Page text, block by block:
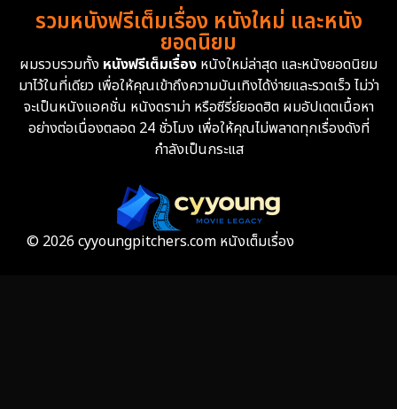
Family ครอบครัว 360
Fantasy จินตนาการ 327
Fiction 9
รวมหนังฟรีเต็มเรื่อง หนังใหม่ และหนัง
ยอดนิยม
ผมรวบรวมทั้ง หนังฟรีเต็มเรื่อง หนังใหม่ล่าสุด และหนังยอดนิยม
มาไว้ในที่เดียว เพื่อให้คุณเข้าถึงความบันเทิงได้ง่ายและรวดเร็ว ไม่ว่า
จะเป็นหนังแอคชั่น หนังดราม่า หรือซีรี่ย์ยอดฮิต ผมอัปเดตเนื้อหา
อย่างต่อเนื่องตลอด 24 ชั่วโมง เพื่อให้คุณไม่พลาดทุกเรื่องดังที่
กำลังเป็นกระแส
© 2026 cyyoungpitchers.com หนังเต็มเรื่อง